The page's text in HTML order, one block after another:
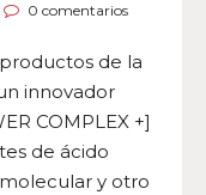
0 comentarios
de la
innovador
COMPLEX +]
de ácido
y otro